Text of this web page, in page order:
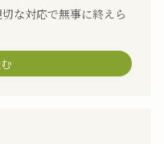
な対応で無事に終えら